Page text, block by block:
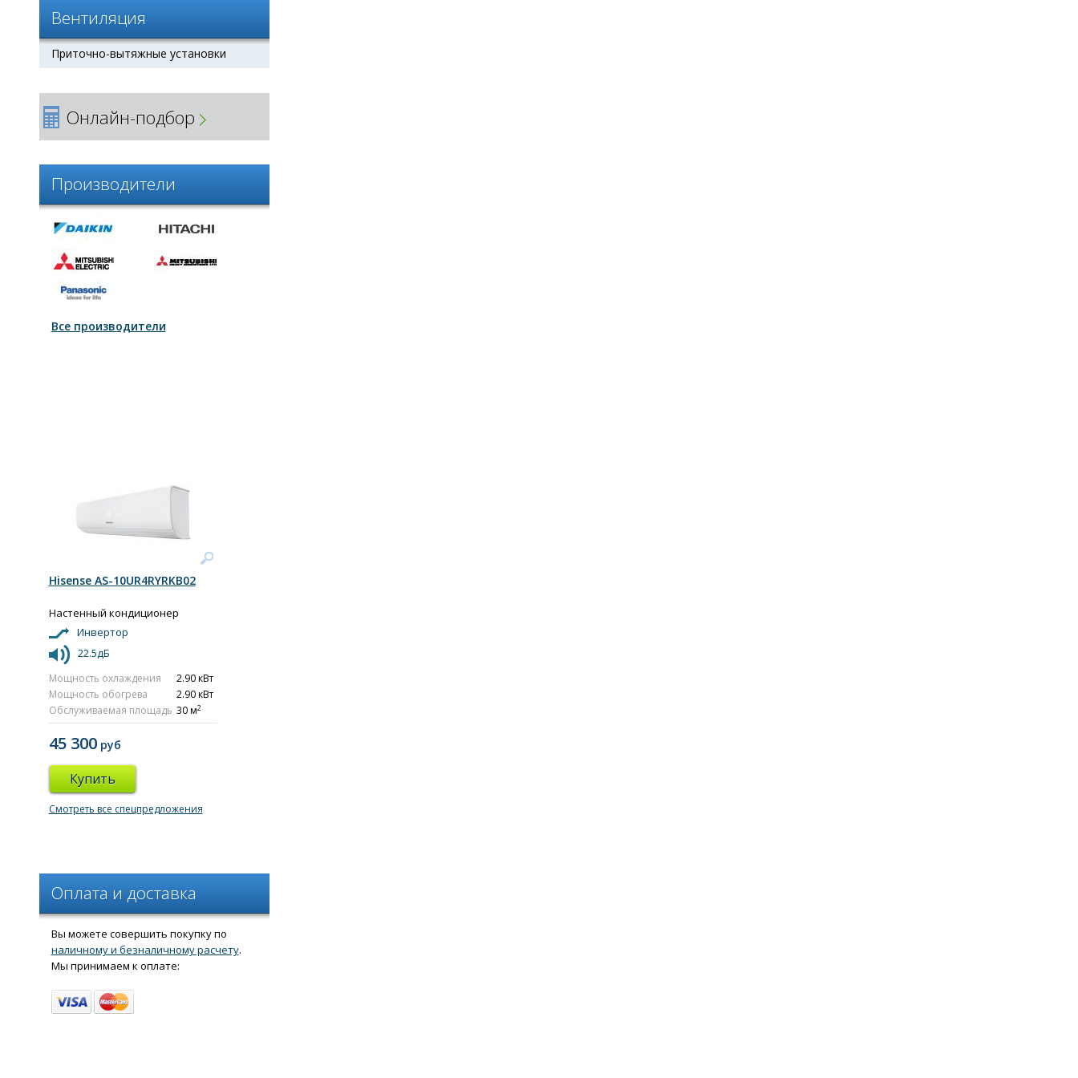
Вентиляция
Приточно-вытяжные установки
Онлайн-подбор
Производители
Все производители
Hisense AS-10UR4RYRKB02
Настенный кондиционер
Инвертор
22.5дБ
Мощность охлаждения
2.90 кВт
Мощность обогрева
2.90 кВт
Обслуживаемая площадь 30 м2
45 300руб
Купить
Смотреть все спецпредложения
Оплата и доставка
Вы можете совершить покупку по
наличному и безналичному расчету.
Мы принимаем к оплате: